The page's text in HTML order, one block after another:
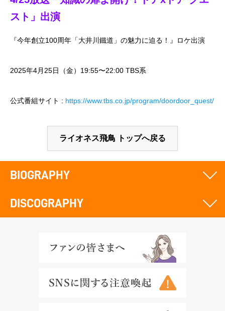
スト」出演
『今年創立100周年「大井川鐵道」の魅力に迫る！』ロケ出演
2025年4月25日（金）19:55〜22:00 TBS系
公式番組サイト : https://www.tbs.co.jp/program/doordoor_quest/
ライオネス飛鳥 トップへ戻る
BIOGRAPHY
DISCOGRAPHY